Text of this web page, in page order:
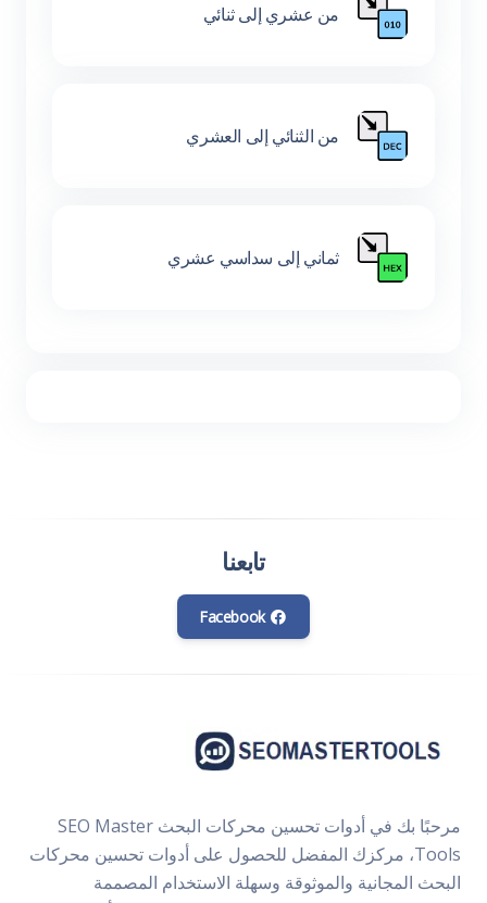
من عشري إلى ثنائي
من الثنائي إلى العشري
ثماني إلى سداسي عشري
تابعنا
Facebook
مرحبًا بك في أدوات تحسين محركات البحث SEO Master
Tools، مركزك المفضل للحصول على أدوات تحسين محركات
البحث المجانية والموثوقة وسهلة الاستخدام المصممة